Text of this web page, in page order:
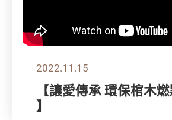
2022.11.15
【讓愛傳承 環保棺木
】